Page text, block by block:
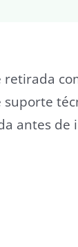
retirada
antes de